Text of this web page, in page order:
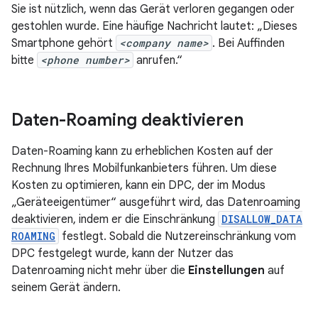
Sie ist nützlich, wenn das Gerät verloren gegangen oder
gestohlen wurde. Eine häufige Nachricht lautet: „Dieses
Smartphone gehört
<company name> . Bei Auffinden
bitte
<phone number> anrufen.“
Daten-Roaming deaktivieren
Daten-Roaming kann zu erheblichen Kosten auf der
Rechnung Ihres Mobilfunkanbieters führen. Um diese
Kosten zu optimieren, kann ein DPC, der im Modus
„Geräteeigentümer“ ausgeführt wird, das Datenroaming
deaktivieren, indem er die Einschränkung DISALLOW_DATA
ROAMING festlegt. Sobald die Nutzereinschränkung vom
DPC festgelegt wurde, kann der Nutzer das
Datenroaming nicht mehr über die Einstellungen auf
seinem Gerät ändern.